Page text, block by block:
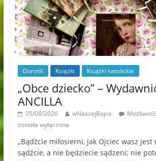
Dorośli Książki Książki katolickie
„Obce dziecko” –
ANCILLA
05/08/2026 wNaszejBajce
została wyłączona
„Bądźcie miłosierni, jak Ojciec wasz jest
sądźcie, a nie będziecie sądzeni; nie